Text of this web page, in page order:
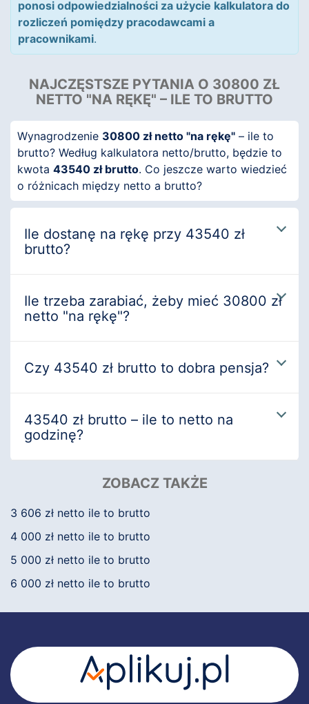
ponosi odpowiedzialności za użycie kalkulatora do
rozliczeń pomiędzy pracodawcami a
pracownikami.
NAJCZĘSTSZE PYTANIA O 30800 ZŁ
NETTO "NA RĘKĘ" – ILE TO BRUTTO
Wynagrodzenie 30800 zł netto "na rękę" – ile to
brutto? Według kalkulatora netto/brutto, będzie to
kwota 43540 zł brutto. Co jeszcze warto wiedzieć
o różnicach między netto a brutto?
Ile dostanę na rękę przy 43540 zł
brutto?
Ile trzeba zarabiać, żeby mieć 30800 zł
netto "na rękę"?
Czy 43540 zł brutto to dobra pensja?
43540 zł brutto – ile to netto na
godzinę?
ZOBACZ TAKŻE
3 606 zł netto ile to brutto
4 000 zł netto ile to brutto
5 000 zł netto ile to brutto
6 000 zł netto ile to brutto